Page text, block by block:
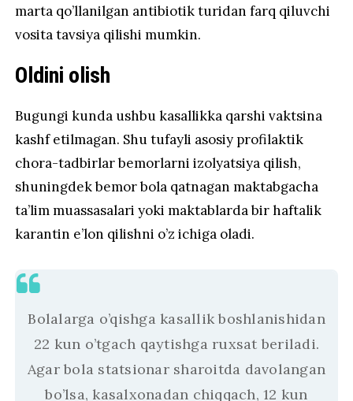
marta qo’llanilgan antibiotik turidan farq qiluvchi
vosita tavsiya qilishi mumkin.
Oldini olish
Bugungi kunda ushbu kasallikka qarshi vaktsina
kashf etilmagan. Shu tufayli asosiy profilaktik
chora-tadbirlar bemorlarni izolyatsiya qilish,
shuningdek bemor bola qatnagan maktabgacha
ta’lim muassasalari yoki maktablarda bir haftalik
karantin e’lon qilishni o’z ichiga oladi.
Bolalarga o’qishga kasallik boshlanishidan
22 kun o’tgach qaytishga ruxsat beriladi.
Agar bola statsionar sharoitda davolangan
bo’lsa, kasalxonadan chiqqach, 12 kun